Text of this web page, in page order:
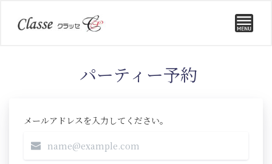
パーティー予約
メールアドレスを入力してください。